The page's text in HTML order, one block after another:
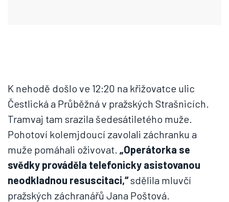
K nehodě došlo ve 12:20 na křižovatce ulic
Čestlická a Průběžná v pražských Strašnicích.
Tramvaj tam srazila šedesátiletého muže.
Pohotoví kolemjdoucí zavolali záchranku a
muže pomáhali oživovat. „Operátorka se
svědky prováděla telefonicky asistovanou
neodkladnou resuscitaci,“sdělila mluvčí
pražských záchranářů Jana Poštová.